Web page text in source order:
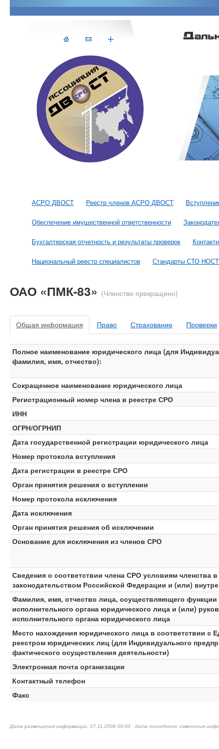
АСРО ДВОСТ Реестр членов АСРО ДВОСТ
Обеспечение имущественной ответственности
Бухгалтерская отчетность и результаты проверок
Национальный реестр специалистов Стандарты СТО
ОАО «ПМК-83» (Членство прекращено)
Общая информация Право Страхование Проверки
Полное наименование юридического лица (для
фамилия, имя, отчество):
Сокращенное наименование юридического лица
Регистрационный номер члена в реестре СРО
ИНН
ОГРН/ОГРНИП
Дата государственной регистрации юридического лица
Номер протокола вступления
Дата регистрации в реестре СРО
Орган принятия решения о вступлении
Номер протокола исключения
Дата исключения
Орган принятия решения об исключении
Основание для исключения из членов СРО
Сведения о соответствии члена СРО условиям членства
законодательством Российской Федерации и (или)
Фамилия, имя, отчество лица, осуществляющего функции
исполнительного органа юридического лица и (или)
исполнительного органа юридического лица
Место нахождения юридического лица в соответствии с
реестром юридических лиц (для Индивидуального
фактического осуществления деятельности)
Электронная почта организации
Контактный телефон
Факс
Дата размещения информации: 27.11.2008 00:00 , дата последнего изменения